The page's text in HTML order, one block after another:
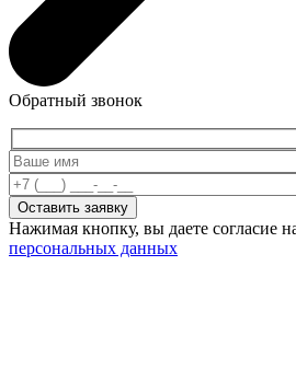
Обратный звонок
Нажимая кнопку, вы даете согласие
персональных данных